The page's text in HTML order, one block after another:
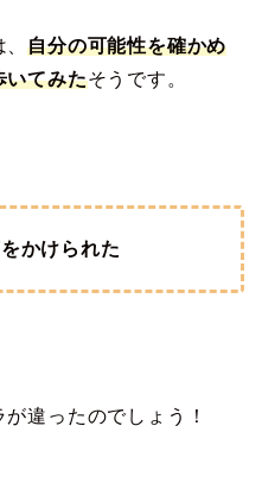
、自分の可能性を確かめ
いてみたそうです。
かけられた
違ったのでしょう！